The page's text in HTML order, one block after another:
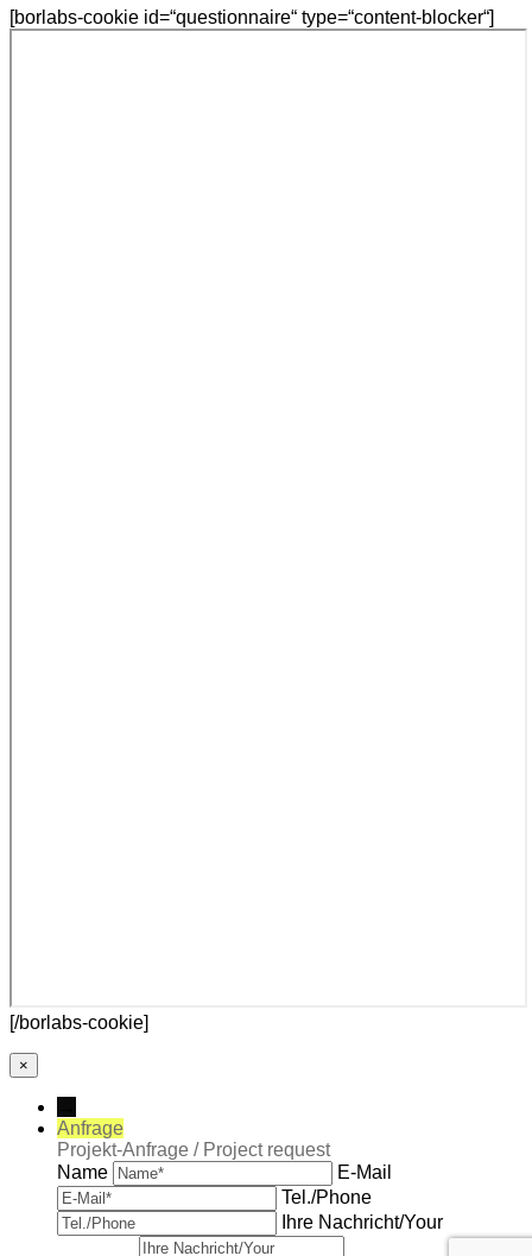
[borlabs-cookie id=“questionnaire“ type=“content-blocker“]
[/borlabs-cookie]
×
Anfrage
Projekt-Anfrage / Project request
Name
E-Mail
Tel./Phone
Ihre Nachricht/Your